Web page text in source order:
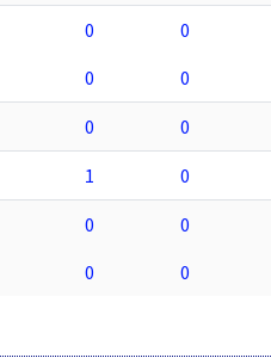
0 0
0 0
0 0
1 0
0 0
0 0